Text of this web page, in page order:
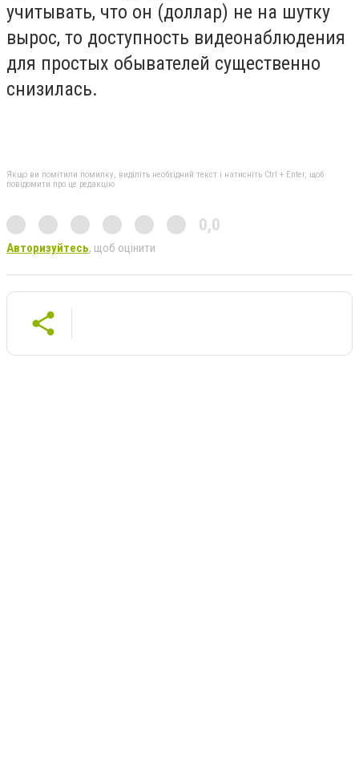
учитывать, что он (доллар) не на шутку
вырос, то доступность видеонаблюдения
для простых обывателей существенно
снизилась.
Якщо ви помітили помилку, виділіть необхідний текст і натисніть Ctrl + Enter, щоб
повідомити про це редакцію
0,0
Авторизуйтесь, щоб оцінити